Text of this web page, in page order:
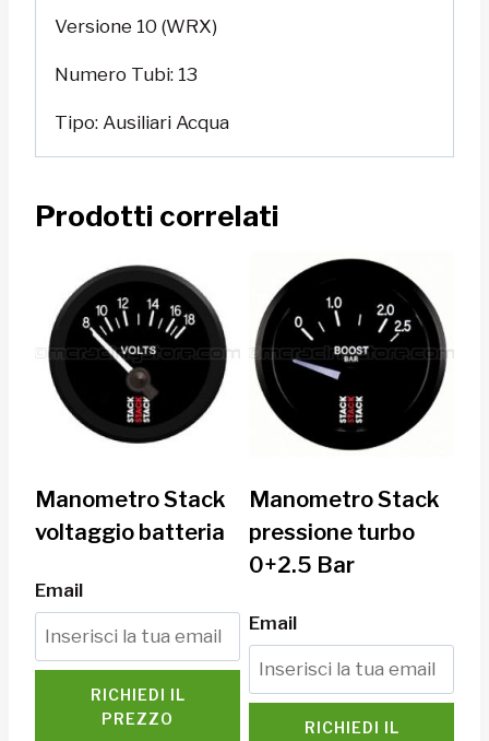
Versione 10 (WRX)
Numero Tubi: 13
Tipo: Ausiliari Acqua
Prodotti correlati
Manometro Stack
voltaggio batteria
Email
RICHIEDI IL
PREZZO
Manometro Stack
pressione turbo
0+2.5 Bar
Email
RICHIEDI IL